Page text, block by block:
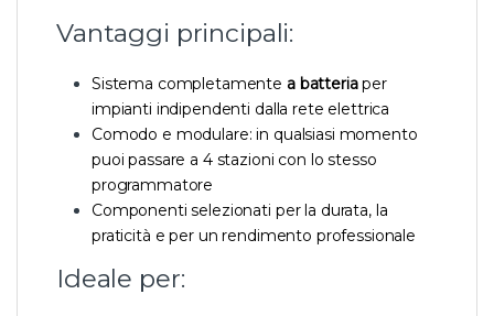
Vantaggi principali:
Sistema completamente a batteriaper
impianti indipendenti dalla rete elettrica
Comodo e modulare: in qualsiasi momento
puoi passare a 4 stazioni con lo stesso
programmatore
Componenti selezionati per la durata, la
praticità e per un rendimento professionale
Ideale per: